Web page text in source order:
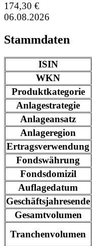
174,30 €
06.08.2026
Stammdaten
ISIN
WKN
Produktkategorie
Anlagestrategie
Anlageansatz
Anlageregion
Ertragsverwendung
Fondswährung
Fondsdomizil
Auflagedatum
Geschäftsjahresende
Gesamtvolumen
Tranchenvolumen